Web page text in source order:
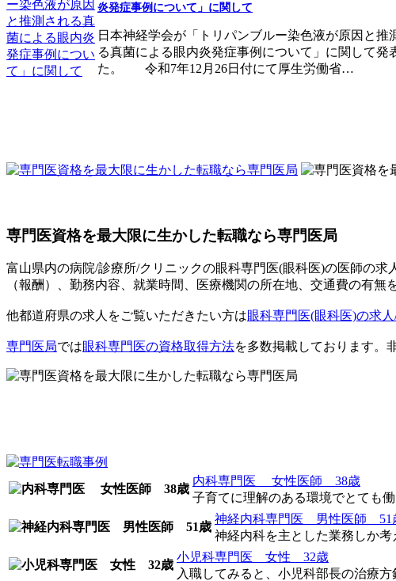
炎発症事例について」に関して
日本神経学会が「トリパンブルー染色液が原因と推
る真菌による眼内炎発症事例について」に関して発
た。 令和7年12月26日付にて厚生労働省…
専門医資格を最大限に生かした転職なら専門医局
富山県内の病院/診療所/クリニックの眼科専門医(眼科医)の医師の
（報酬）、勤務内容、就業時間、医療機関の所在地、交通費の有無
他都道府県の求人をご覧いただきたい方は眼科専門医(眼科医)の求
専門医局では眼科専門医の資格取得方法を多数掲載しております。
内科専門医 女性医師 38歳
子育てに理解のある環境でとても働
神経内科専門医 男性医師 51
神経内科を主とした業務しか考
小児科専門医 女性 32歳
入職してみると、小児科部長の治療方